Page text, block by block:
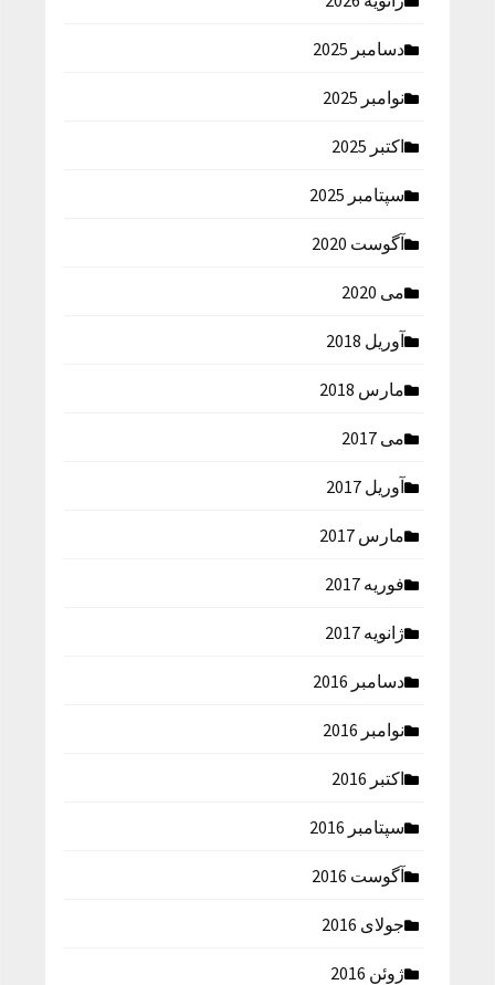
دسامبر 2025
نوامبر 2025
اکتبر 2025
سپتامبر 2025
آگوست 2020
می 2020
آوریل 2018
مارس 2018
می 2017
آوریل 2017
مارس 2017
فوریه 2017
ژانویه 2017
دسامبر 2016
نوامبر 2016
اکتبر 2016
سپتامبر 2016
آگوست 2016
جولای 2016
ژوئن 2016